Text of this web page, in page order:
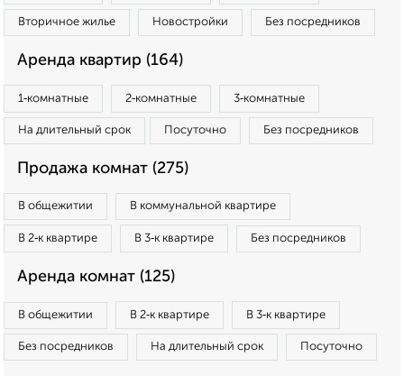
Вторичное жилье Новостройки Без посредников
Аренда квартир (164)
1‑комнатные 2‑комнатные 3‑комнатные
На длительный срок Посуточно Без посредников
Продажа комнат (275)
В общежитии В коммунальной квартире
В 2‑к квартире В 3‑к квартире Без посредников
Аренда комнат (125)
В общежитии В 2‑к квартире В 3‑к квартире
Без посредников На длительный срок Посуточно